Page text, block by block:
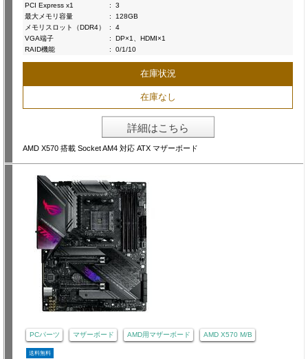
PCI Express x1
:
3
最大メモリ容量
:
128GB
メモリスロット（DDR4）
:
4
VGA端子
:
DP×1、HDMI×1
RAID機能
: 0/1/10
在庫状況
在庫なし
詳細はこちら
AMD X570 搭載 Socket AM4 対応 ATX マザーボード
PCパーツ マザーボード AMD用マザーボード AMD X570 M/B
送料無料